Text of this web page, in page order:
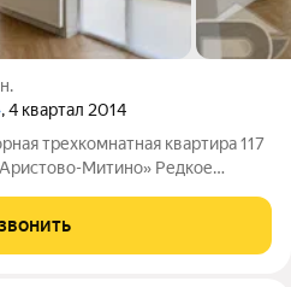
, 4 квартал 2014
трехкомнатная квартира 117
Митино» Редкое
оставаясь в шаговой